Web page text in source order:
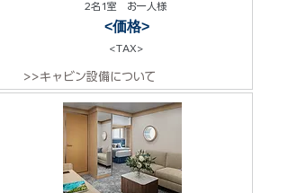
2名1室 お一人様
<価格>
<TAX>
>>キャビン設備について